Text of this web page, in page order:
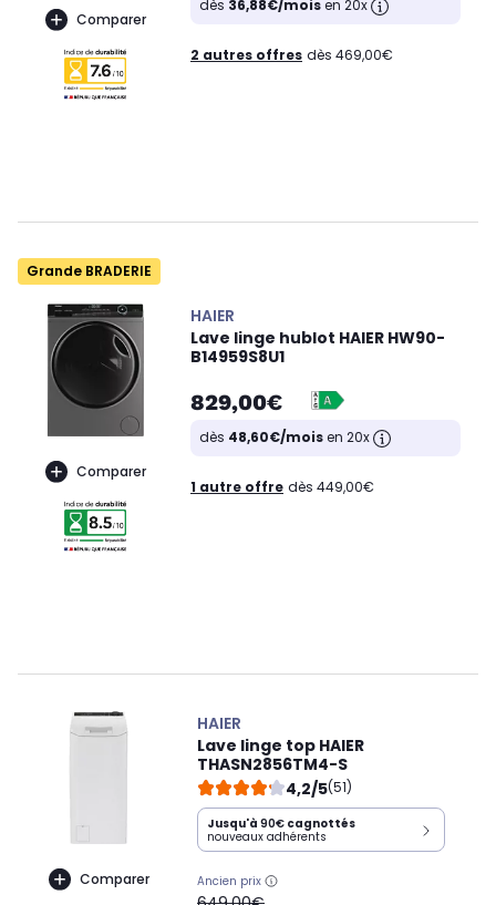
Comparer
dès 36,88€/moisen 20x
2 autres offres dès 469,00€
Grande BRADERIE
Comparer
HAIER
Lave linge hublot HAIER HW90-
B14959S8U1
829,00€
dès 48,60€/moisen 20x
1 autre offre dès 449,00€
Comparer
HAIER
Lave linge top HAIER
THASN2856TM4-S
4,2/5(51)
Jusqu'à 90€ cagnottés
nouveaux adhérents
Ancien prix